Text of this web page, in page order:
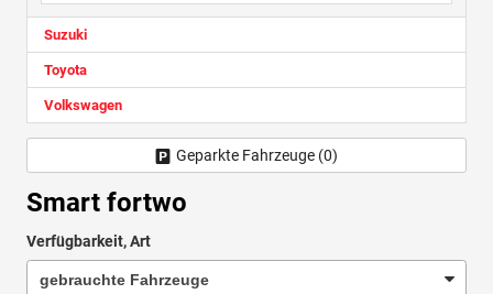
Smart fortwo
Verfügbarkeit, Art
Suzuki
Toyota
Volkswagen
Geparkte Fahrzeuge (0)